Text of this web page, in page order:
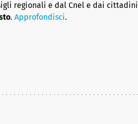
regionali e dal Cnel e dai cittadini
. Approfondisci.